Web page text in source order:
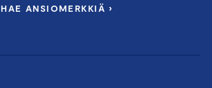
HAE ANSIOMERKKIÄ ›